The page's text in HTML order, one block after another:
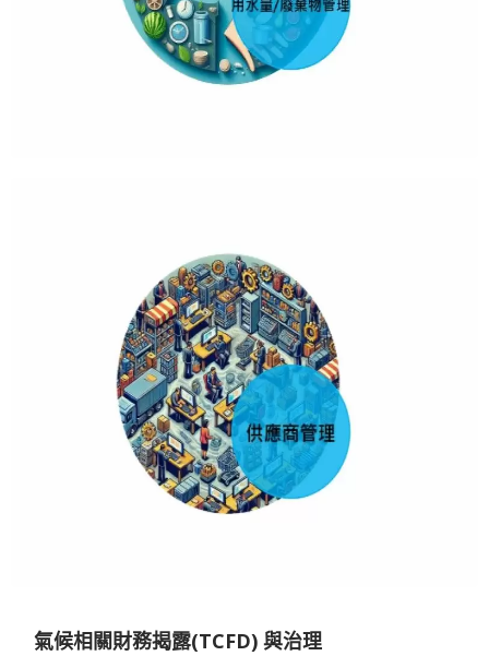
氣候相關財務揭露(TCFD) 與治理